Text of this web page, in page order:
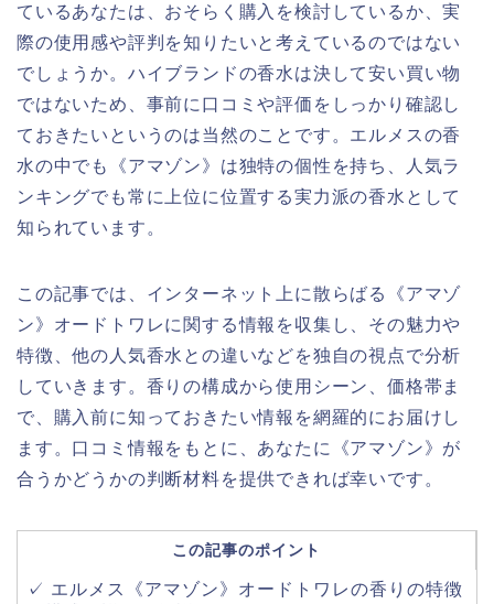
ているあなたは、おそらく購入を検討しているか、実
際の使用感や評判を知りたいと考えているのではない
でしょうか。ハイブランドの香水は決して安い買い物
ではないため、事前に口コミや評価をしっかり確認し
ておきたいというのは当然のことです。エルメスの香
水の中でも《アマゾン》は独特の個性を持ち、人気ラ
ンキングでも常に上位に位置する実力派の香水として
知られています。
この記事では、インターネット上に散らばる《アマゾ
ン》オードトワレに関する情報を収集し、その魅力や
特徴、他の人気香水との違いなどを独自の視点で分析
していきます。香りの構成から使用シーン、価格帯ま
で、購入前に知っておきたい情報を網羅的にお届けし
ます。口コミ情報をもとに、あなたに《アマゾン》が
合うかどうかの判断材料を提供できれば幸いです。
この記事のポイント
✓ エルメス《アマゾン》オードトワレの香りの特徴